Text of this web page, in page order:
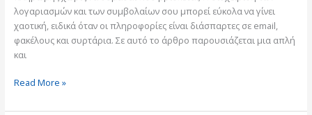
λογαριασμών και των συμβολαίων σου μπορεί εύκολα να γίνει
χαοτική, ειδικά όταν οι πληροφορίες είναι διάσπαρτες σε email,
φακέλους και συρτάρια. Σε αυτό το άρθρο παρουσιάζεται μια απλή
και
Read More »